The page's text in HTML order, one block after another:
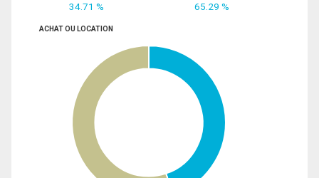
34.71 % 65.29 %
ACHAT OU LOCATION